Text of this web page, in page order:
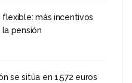
más incentivos
pensión
se sitúa en 1.572 euros